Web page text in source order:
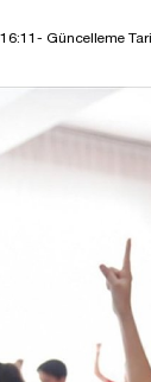
- Güncelleme